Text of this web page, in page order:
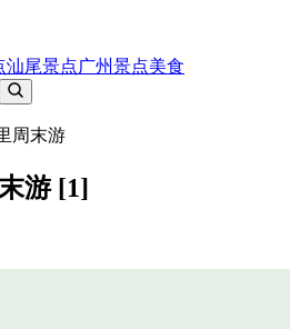
汕尾景点广州景点美食
周末游
游 [1]